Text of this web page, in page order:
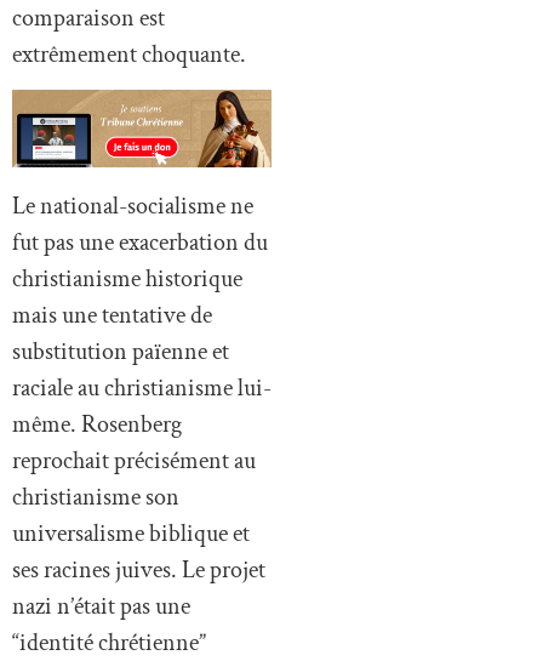
comparaison est
extrêmement choquante.
Le national-socialisme ne
fut pas une exacerbation du
christianisme historique
mais une tentative de
substitution païenne et
raciale au christianisme lui-
même. Rosenberg
reprochait précisément au
christianisme son
universalisme biblique et
ses racines juives. Le projet
nazi n’était pas une
“identité chrétienne”